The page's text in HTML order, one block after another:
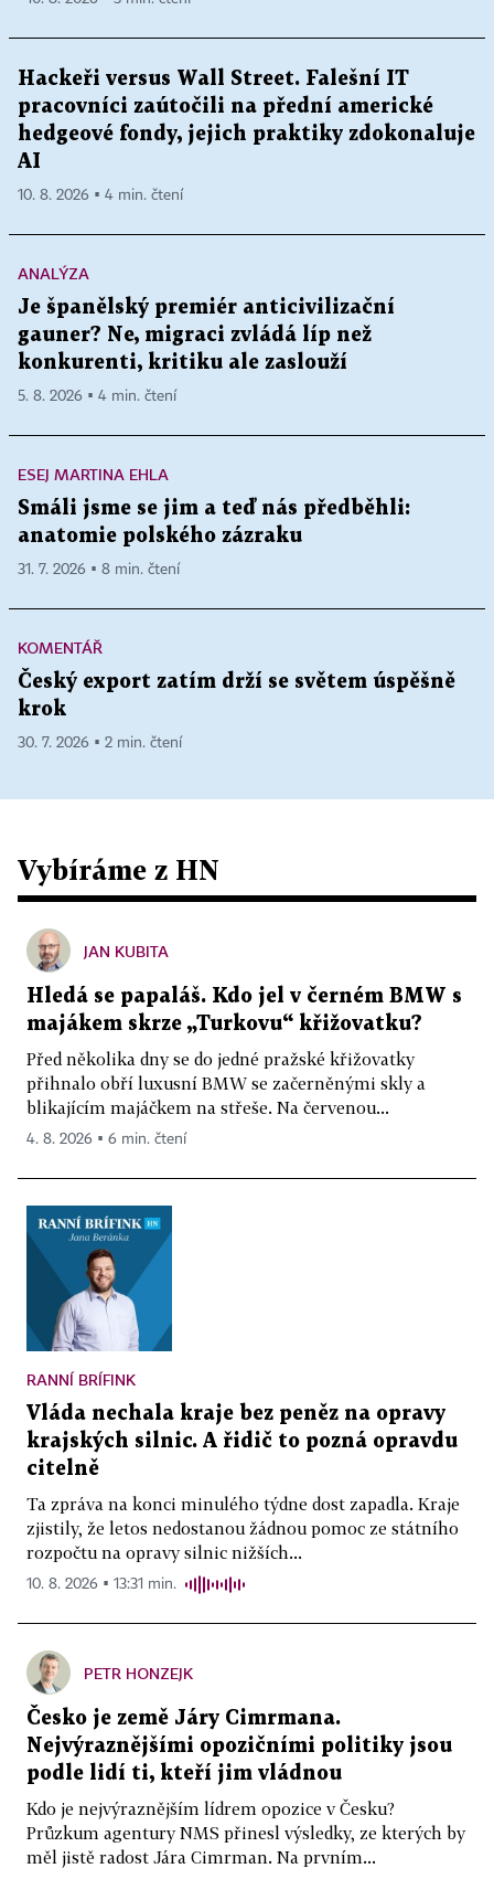
Hackeři versus Wall Street. Falešní IT
pracovníci zaútočili na přední americké
hedgeové fondy, jejich praktiky zdokonaluje
AI
10. 8. 2026 ▪ 4 min. čtení
ANALÝZA
Je španělský premiér anticivilizační
gauner? Ne, migraci zvládá líp než
konkurenti, kritiku ale zaslouží
5. 8. 2026 ▪ 4 min. čtení
ESEJ MARTINA EHLA
Smáli jsme se jim a teď nás předběhli:
anatomie polského zázraku
31. 7. 2026 ▪ 8 min. čtení
KOMENTÁŘ
Český export zatím drží se světem úspěšně
krok
30. 7. 2026 ▪ 2 min. čtení
Vybíráme z HN
JAN KUBITA
Hledá se papaláš. Kdo jel v černém BMW s
majákem skrze „Turkovu“ křižovatku?
Před několika dny se do jedné pražské křižovatky
přihnalo obří luxusní BMW se začerněnými skly a
blikajícím majáčkem na střeše. Na červenou...
4. 8. 2026 ▪ 6 min. čtení
RANNÍ BRÍFINK
Vláda nechala kraje bez peněz na opravy
krajských silnic. A řidič to pozná opravdu
citelně
Ta zpráva na konci minulého týdne dost zapadla. Kraje
zjistily, že letos nedostanou žádnou pomoc ze státního
rozpočtu na opravy silnic nižších...
10. 8. 2026 ▪ 13:31 min.
PETR HONZEJK
Česko je země Járy Cimrmana.
Nejvýraznějšími opozičními politiky jsou
podle lidí ti, kteří jim vládnou
Kdo je nejvýraznějším lídrem opozice v Česku?
Průzkum agentury NMS přinesl výsledky, ze kterých by
měl jistě radost Jára Cimrman. Na prvním...